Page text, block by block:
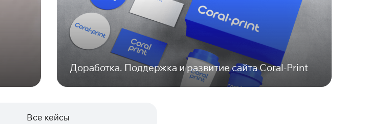
Доработка. Поддержка и развитие сайта Coral-Print
Все кейсы